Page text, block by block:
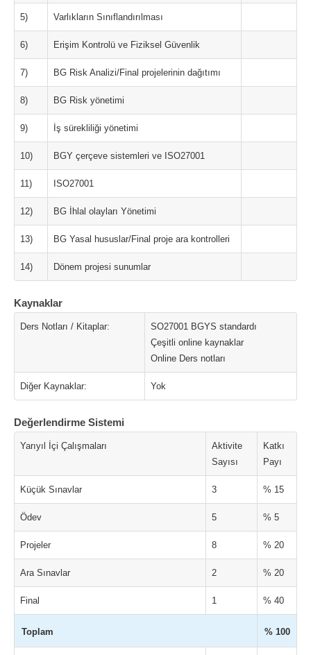
5) Varlıkların Sınıflandırılması
6) Erişim Kontrolü ve Fiziksel Güvenlik
7) BG Risk Analizi/Final projelerinin dağıtımı
8) BG Risk yönetimi
9) İş sürekliliği yönetimi
10) BGY çerçeve sistemleri ve ISO27001
11) ISO27001
12) BG İhlal olayları Yönetimi
13) BG Yasal hususlar/Final proje ara kontrolleri
14) Dönem projesi sunumlar
Kaynaklar
Ders Notları / Kitaplar:
SO27001 BGYS standardı
Çeşitli online kaynaklar
Online Ders notları
Diğer Kaynaklar: Yok
Değerlendirme Sistemi
Yarıyıl İçi Çalışmaları
Aktivite
Sayısı
Katkı
Payı
Küçük Sınavlar 3 % 15
Ödev 5 % 5
Projeler 8 % 20
Ara Sınavlar 2 % 20
Final 1 % 40
Toplam % 100